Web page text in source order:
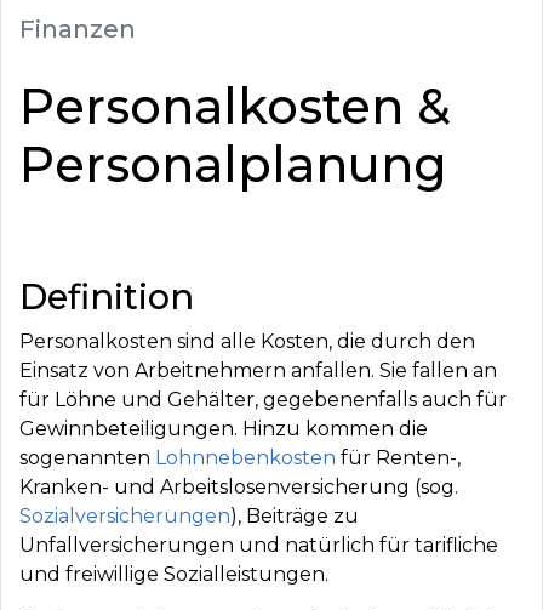
Finanzen
Personalkosten &
Personalplanung
Definition
Personalkosten sind alle Kosten, die durch den
Einsatz von Arbeitnehmern anfallen. Sie fallen an
für Löhne und Gehälter, gegebenenfalls auch für
Gewinnbeteiligungen. Hinzu kommen die
sogenannten Lohnnebenkosten für Renten-,
Kranken- und Arbeitslosenversicherung (sog.
Sozialversicherungen), Beiträge zu
Unfallversicherungen und natürlich für tarifliche
und freiwillige Sozialleistungen.